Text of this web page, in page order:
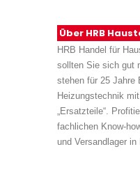
Über HRB
HRB Handel für
sollten Sie sich gut
stehen für 25 Jahre
Heizungstechnik
„Ersatzteile“.
fachlichen Know-
und Versandlager